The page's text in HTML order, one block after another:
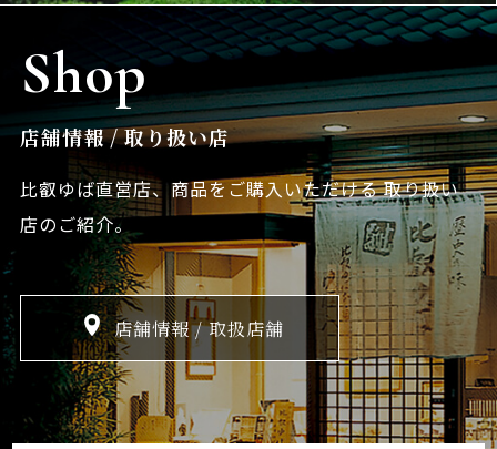
Shop
店舗情報 / 取り扱い店
比叡ゆば直営店、商品をご購入いただける取り扱い
店のご紹介。
店舗情報 / 取扱店舗